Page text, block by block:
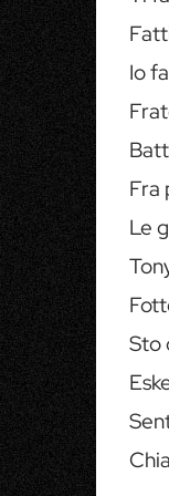
Io
Fra
Le
Sto